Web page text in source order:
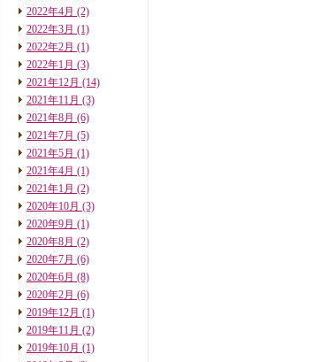
2022年4月 (2)
2022年3月 (1)
2022年2月 (1)
2022年1月 (3)
2021年12月 (14)
2021年11月 (3)
2021年8月 (6)
2021年7月 (5)
2021年5月 (1)
2021年4月 (1)
2021年1月 (2)
2020年10月 (3)
2020年9月 (1)
2020年8月 (2)
2020年7月 (6)
2020年6月 (8)
2020年2月 (6)
2019年12月 (1)
2019年11月 (2)
2019年10月 (1)